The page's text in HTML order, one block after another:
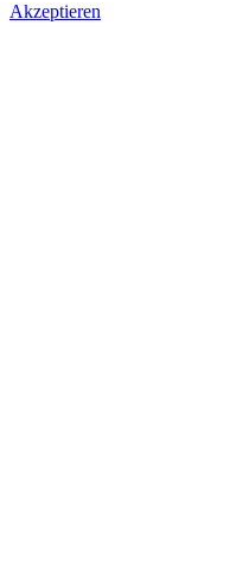
Akzeptieren